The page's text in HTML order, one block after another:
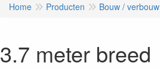
Home Producten Bouw / verbouw
3.7 meter breed